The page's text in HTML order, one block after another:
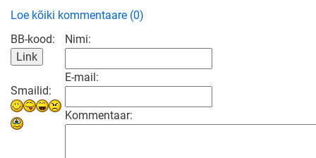
Loe kõiki kommentaare (0)
BB-kood:
Smailid:
Nimi:
E-mail:
Kommentaar: